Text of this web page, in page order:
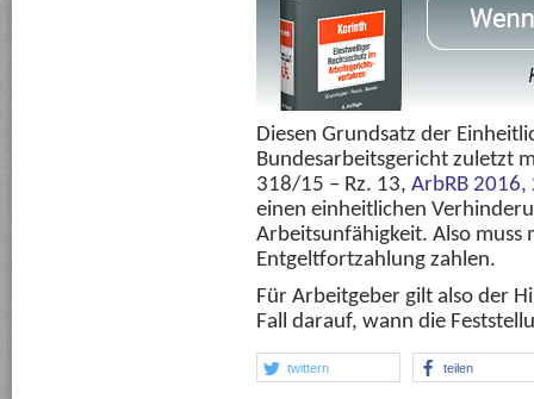
Diesen Grundsatz der
Bundesarbeitsgericht zuletzt
318/15 – Rz. 13, ArbRB 2016,
einen einheitlichen
Arbeitsunfähigkeit. Also muss
Entgeltfortzahlung zahlen.
Für Arbeitgeber gilt also der
Fall darauf, wann die
twittern teilen